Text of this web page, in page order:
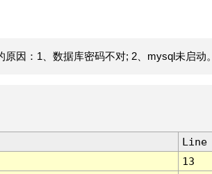
因：1、数据库密码不对; 2、mysql未启动。
Line
13